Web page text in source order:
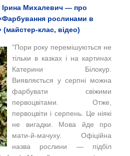
Ірина Михалевич — про
рослинами в
клас, відео)
"Пори року перемішуються не
тільки в казках і на картинах
Катерини Білокур.
Виявляється у серпні можна
фарбувати свіжими
первоцвітами. Отже,
первоцвіти і серпень. Це ніякі
не вигадки. Мова йде про
мати-й-мачуху. Офіційна
назва рослини — підбіл